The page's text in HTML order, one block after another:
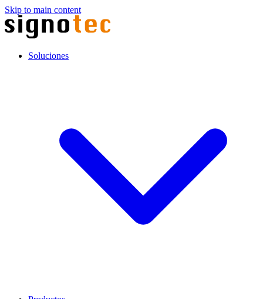
Skip to main content
Soluciones